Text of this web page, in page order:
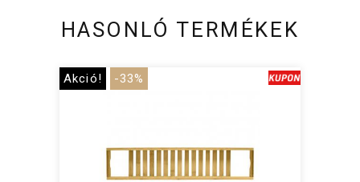
HASONLÓ TERMÉKEK
Akció! -33%